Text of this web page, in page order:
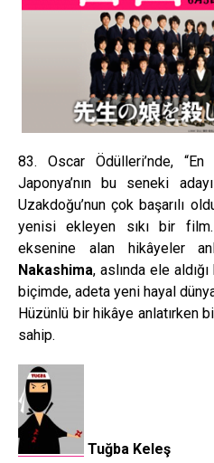
83. Oscar Ödülleri’nde, “En
Japonya’nın bu seneki adayı
Uzakdoğu’nun çok başarılı
yenisi ekleyen sıkı bir
eksenine alan hikâyeler
Nakashima, aslında ele
biçimde, adeta yeni hayal
Hüzünlü bir hikâye anlatırken
sahip.
Tuğba Keleş